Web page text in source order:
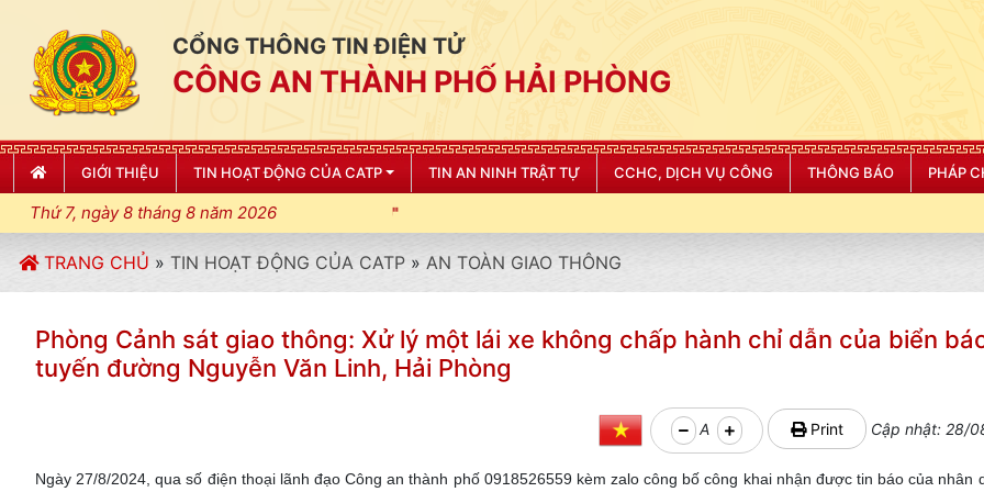
CỔNG THÔNG TIN ĐIỆN TỬ
CÔNG AN THÀNH PHỐ HẢI PHÒNG
GIỚI THIỆU TIN HOẠT ĐỘNG CỦA CATP TIN AN NINH TRẬT TỰ CCHC, DỊCH VỤ CÔNG THÔNG BÁO PHÁP
Thứ 7, ngày 8 tháng 8 năm 2026
TRANG CHỦ » TIN HOẠT ĐỘNG CỦA CATP » AN TOÀN GIAO THÔNG
Phòng Cảnh sát giao thông: Xử lý một lái xe không chấp hành chỉ dẫn của biển
tuyến đường Nguyễn Văn Linh, Hải Phòng
A Print Cập nhật: 28/
Ngày 27/8/2024, qua số điện thoại lãnh đạo Công an thành phố 0918526559 kèm zalo công bố công khai nhận được tin báo của nhân